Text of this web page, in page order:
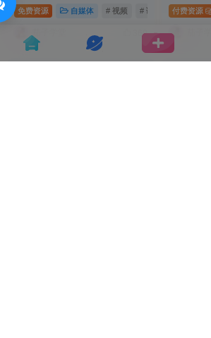
号变现全套教程
免费资源 自媒体 # 视频 # 课程 # 教程
360
实操教程
付费资源